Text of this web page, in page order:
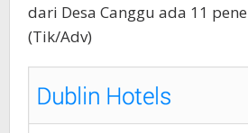
dari Desa Canggu ada 11
(Tik/Adv)